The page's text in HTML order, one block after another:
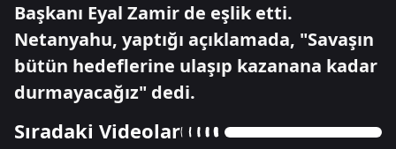
Başkanı Eyal Zamir de eşlik etti.
Netanyahu, yaptığı açıklamada, "Savaşın
bütün hedeflerine ulaşıp kazanana kadar
durmayacağız" dedi.
Sıradaki Videolar